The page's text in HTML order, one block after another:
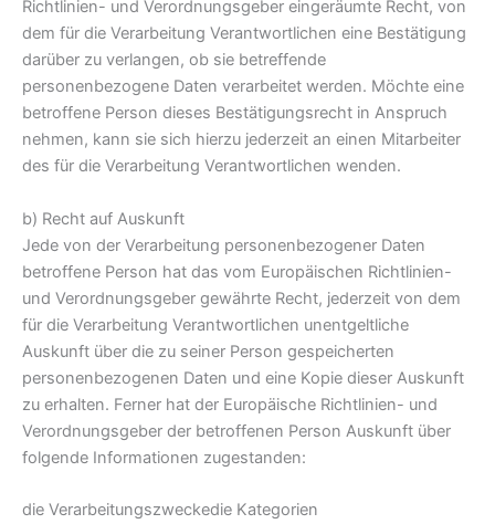
Richtlinien- und Verordnungsgeber eingeräumte Recht, von
dem für die Verarbeitung Verantwortlichen eine Bestätigung
darüber zu verlangen, ob sie betreffende
personenbezogene Daten verarbeitet werden. Möchte eine
betroffene Person dieses Bestätigungsrecht in Anspruch
nehmen, kann sie sich hierzu jederzeit an einen Mitarbeiter
des für die Verarbeitung Verantwortlichen wenden.
b) Recht auf Auskunft
Jede von der Verarbeitung personenbezogener Daten
betroffene Person hat das vom Europäischen Richtlinien-
und Verordnungsgeber gewährte Recht, jederzeit von dem
für die Verarbeitung Verantwortlichen unentgeltliche
Auskunft über die zu seiner Person gespeicherten
personenbezogenen Daten und eine Kopie dieser Auskunft
zu erhalten. Ferner hat der Europäische Richtlinien- und
Verordnungsgeber der betroffenen Person Auskunft über
folgende Informationen zugestanden:
die Verarbeitungszweckedie Kategorien